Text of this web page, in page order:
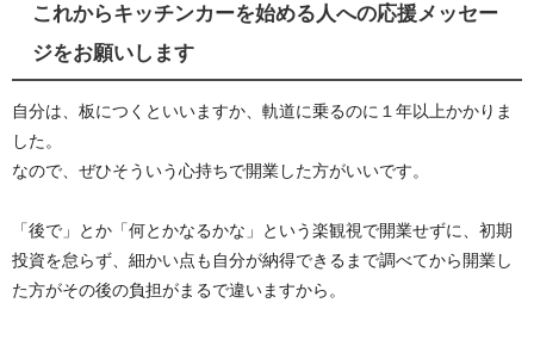
これからキッチンカーを始める人への応援メッセー
ジをお願いします
自分は、板につくといいますか、軌道に乗るのに１年以上かかりま
した。
なので、ぜひそういう心持ちで開業した方がいいです。
「後で」とか「何とかなるかな」という楽観視で開業せずに、初期
投資を怠らず、細かい点も自分が納得できるまで調べてから開業し
た方がその後の負担がまるで違いますから。